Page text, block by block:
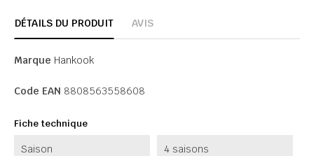
DÉTAILS DU PRODUIT AVIS
Marque Hankook
Code EAN 8808563558608
Fiche technique
Saison 4 saisons